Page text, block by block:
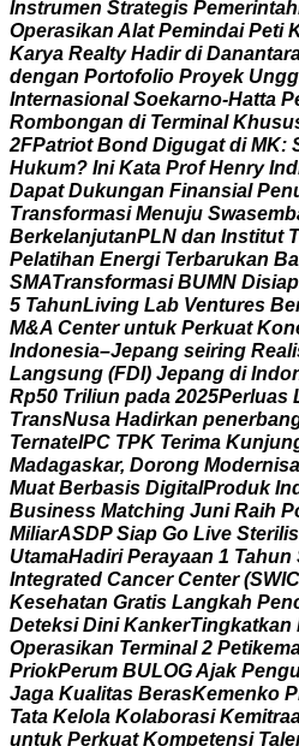
Instrumen Strategis Pemerintah
Operasikan Alat Pemindai Peti
Karya Realty Hadir di Danantar
dengan Portofolio Proyek Ungg
Internasional Soekarno-Hatta P
Rombongan di Terminal Khusu
2FPatriot Bond Digugat di MK:
Hukum? Ini Kata Prof Henry Ind
Dapat Dukungan Finansial Pen
Transformasi Menuju Swasemb
BerkelanjutanPLN dan Institut T
Pelatihan Energi Terbarukan Ba
SMATransformasi BUMN Disiap
5 TahunLiving Lab Ventures Be
M&A Center untuk Perkuat Kon
Indonesia–Jepang seiring Reali
Langsung (FDI) Jepang di Indo
Rp50 Triliun pada 2025Perluas
TransNusa Hadirkan penerban
TernateIPC TPK Terima Kunjun
Madagaskar, Dorong Modernisa
Muat Berbasis DigitalProduk In
Business Matching Juni Raih P
MiliarASDP Siap Go Live Sterilis
UtamaHadiri Perayaan 1 Tahun
Integrated Cancer Center (SWIC
Kesehatan Gratis Langkah Pen
Deteksi Dini KankerTingkatkan
Operasikan Terminal 2 Petikem
PriokPerum BULOGAjak Peng
Jaga Kualitas BerasKemenko P
Tata Kelola Kolaborasi Kemitra
untuk Perkuat Kompetensi Tale